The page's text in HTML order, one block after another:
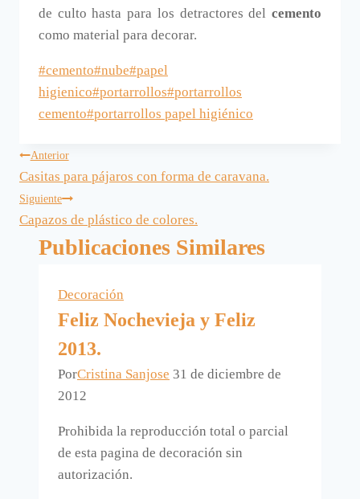
de culto hasta para los detractores del cemento
como material para decorar.
Etiquetas
de
la
#cemento#nube#papel
higienico#portarrollos#portarrollos
cemento#portarrollos papel higiénico
Navegación
de
entradas
Anterior
Casitas para pájaros con forma de caravana.
Siguiente
Capazos de plástico de colores.
Publicaciones Similares
Decoración
Feliz Nochevieja y Feliz
2013.
PorCristina Sanjose 31 de diciembre de
2012
Prohibida la reproducción total o parcial
de esta pagina de decoración sin
autorización.